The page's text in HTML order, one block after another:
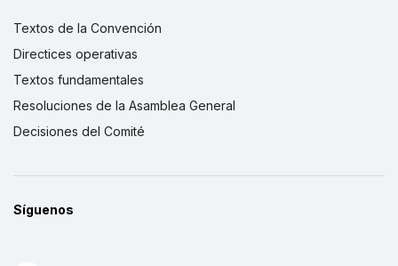
Textos de la Convención
Directices operativas
Textos fundamentales
Resoluciones de la Asamblea General
Decisiones del Comité
Síguenos